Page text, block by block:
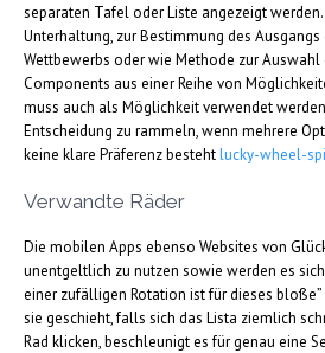
separaten Tafel oder Liste angezeigt
Unterhaltung, zur Bestimmung des
Wettbewerbs oder wie Methode zur
Components aus einer Reihe von
muss auch als Möglichkeit verwendet
Entscheidung zu rammeln, wenn mehrere
keine klare Präferenz bestehtlucky-wheel-
Verwandte Räder
Die mobilen Apps ebenso Websites von
unentgeltlich zu nutzen sowie werden es
einer zufälligen Rotation ist für dieses bloße”
sie geschieht, falls sich das Lista ziemlich
Rad klicken, beschleunigt es für genau eine